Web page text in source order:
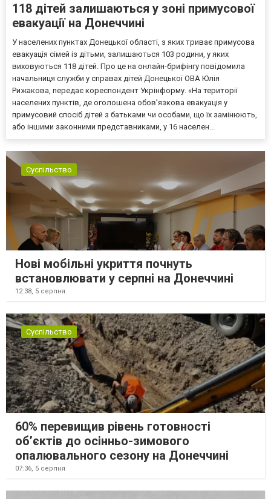
118 дітей залишаються у зоні примусової
евакуації на Донеччині
У населених пунктах Донецької області, з яких триває примусова
евакуація сімей із дітьми, залишаються 103 родини, у яких
виховуються 118 дітей. Про це на онлайн-брифінгу повідомила
начальниця служби у справах дітей Донецької ОВА Юлія
Рижакова, передає кореспондент Укрінформу. «На території
населених пунктів, де оголошена обов’язкова евакуація у
примусовий спосіб дітей з батьками чи особами, що їх замінюють,
або іншими законними представниками, у 16 населен...
Суспільство
Нові мобільні укриття почнуть
встановлювати у серпні на Донеччині
12:38, 5 серпня
Суспільство
60% перевищив рівень готовності
об’єктів до осінньо-зимового
опалювального сезону на Донеччині
07:36, 5 серпня